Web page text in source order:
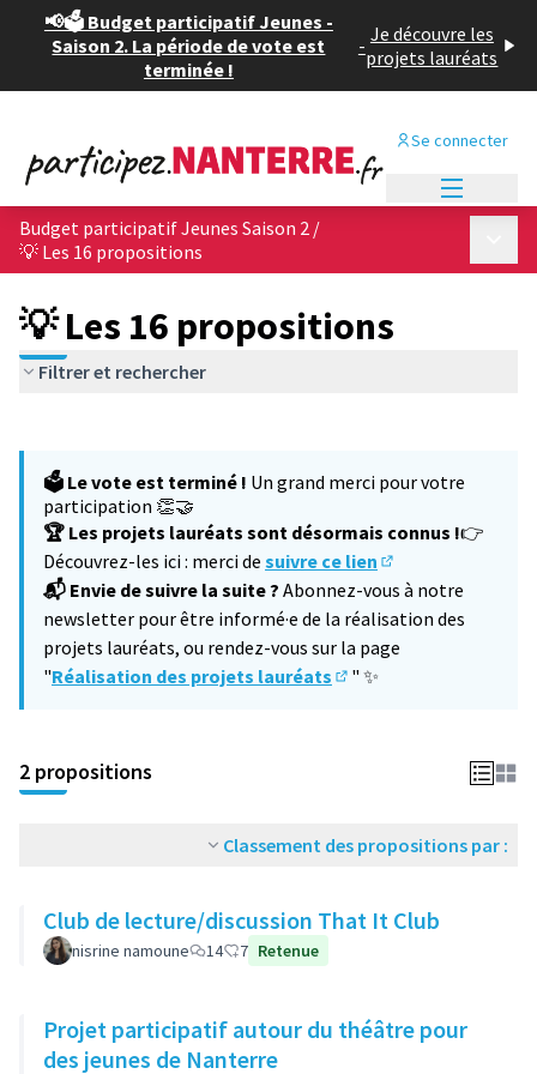
📢🗳️ Budget participatif Jeunes -
Saison 2. La période de vote est
terminée !
- Je découvre les
projets lauréats
Se connecter
Budget participatif Jeunes Saison 2 /
💡 Les 16 propositions
💡 Les 16 propositions
Filtrer et rechercher
−
🗳️ Le vote est terminé ! Un grand merci pour votre
participation 👏🤝
🏆 Les projets lauréats sont désormais connus !👉
Découvrez-les ici : merci de suivre ce lien
(S'ouvre dans un
📬 Envie de suivre la suite ? Abonnez-vous à notre
newsletter pour être informé·e de la réalisation des
projets lauréats, ou rendez-vous sur la page
"Réalisation des projets lauréats
" ✨
2 propositions
Classement des propositions par :
Club de lecture/discussion That It Club
nisrine namoune 14 7 Retenue
Projet participatif autour du théâtre pour
des jeunes de Nanterre